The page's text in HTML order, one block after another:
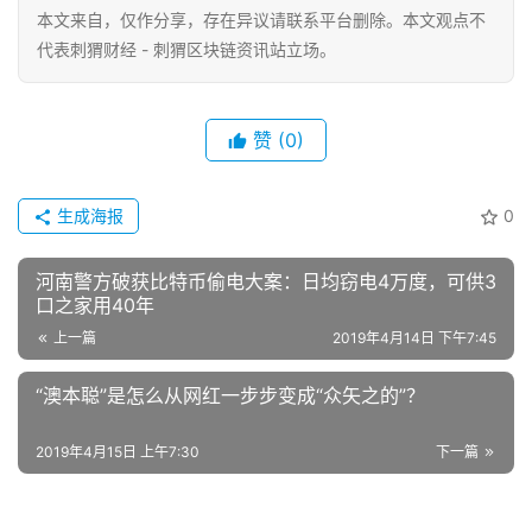
本文来自 ，仅作分享，存在异议请联系平台删除。本文观点不
代表刺猬财经 - 刺猬区块链资讯站立场。
赞 (0)
0
生成海报
河南警方破获比特币偷电大案：日均窃电4万度，可供3
口之家用40年
上一篇 2019年4月14日 下午7:45
“澳本聪”是怎么从网红一步步变成“众矢之的”？
下一篇
2019年4月15日 上午7:30